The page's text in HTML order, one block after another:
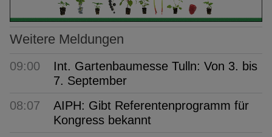
Weitere Meldungen
09:00
Int. Gartenbaumesse Tulln: Von 3. bis
7. September
08:07
AIPH: Gibt Referentenprogramm für
Kongress bekannt